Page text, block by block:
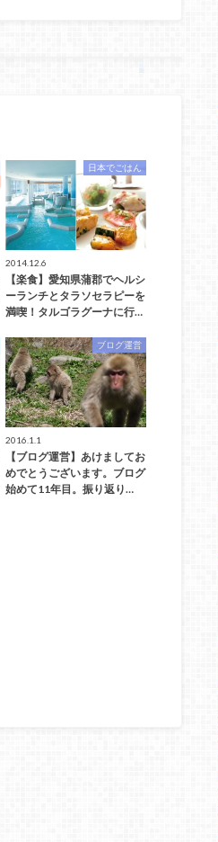
日本でごはん
2014.12.6
【楽食】愛知県蒲郡でヘルシ
ーランチとタラソセラピーを
満喫！タルゴラグーナに行…
ブログ運営
2016.1.1
【ブログ運営】あけましてお
めでとうございます。ブログ
始めて11年目。振り返り…